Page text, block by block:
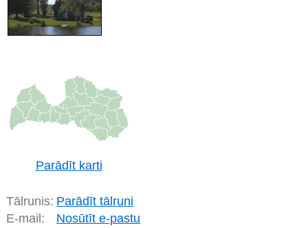
Parādīt karti
Tālrunis: Parādīt tālruni
E-mail:
Nosūtīt e-pastu